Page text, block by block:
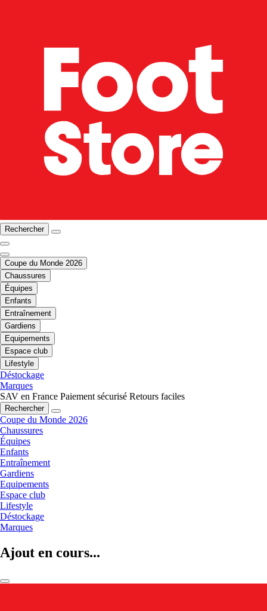
Rechercher
Coupe du Monde 2026
Chaussures
Équipes
Enfants
Entraînement
Gardiens
Equipements
Espace club
Lifestyle
Déstockage
Marques
SAV en France Paiement sécurisé Retours faciles
Rechercher
Coupe du Monde 2026
Chaussures
Équipes
Enfants
Entraînement
Gardiens
Equipements
Espace club
Lifestyle
Déstockage
Marques
Ajout en cours...